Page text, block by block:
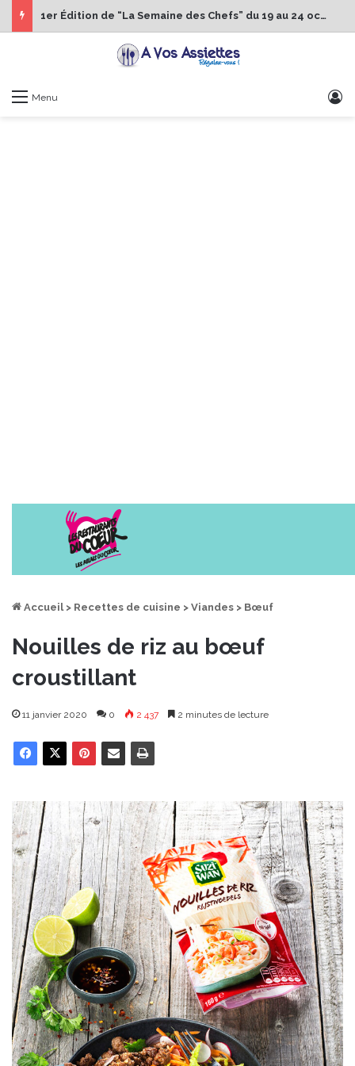
1er Édition de “La Semaine des Chefs” du 19 au 24 octobre 2026
Menu
Accueil > Recettes de cuisine > Viandes > Bœuf
Nouilles de riz au bœuf
croustillant
11 janvier 2020 0 2 437 2 minutes de lecture